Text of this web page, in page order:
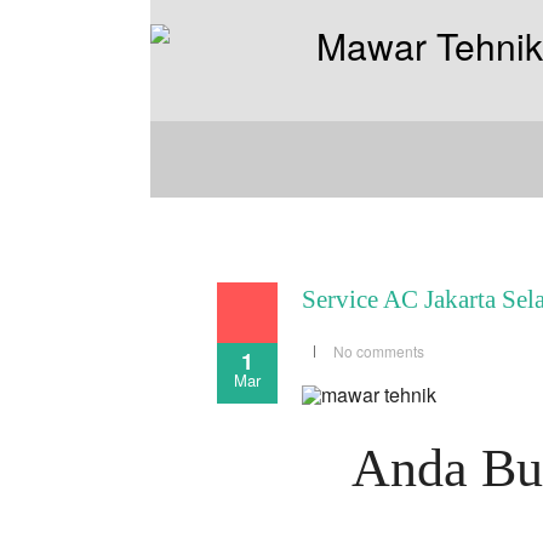
1
Mar
Service AC Jakarta
No comments
Anda